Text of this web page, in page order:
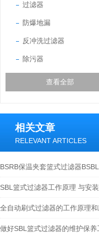
过滤器
防爆地漏
反冲洗过滤器
除污器
查看全部
相关文章
RELEVANT ARTICLES
SBL篮式过滤器工作原理 与安装
全自动刷式过滤器的工作原理和